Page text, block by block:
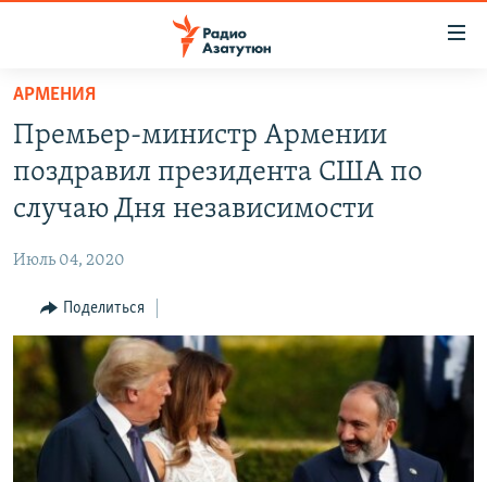
Перейти
основному
содержанию
Перейти
основной
Перейти
поиску
НОВОСТИ
ПОЛИТИКА
ЭКОНОМИКА
РЕГИОН
НАГОРНЫЙ КАРАБАХ
КУЛЬТУРА
СПОРТ
АРМЕНИЯ
Премьер-министр Армении
поздравил президента США по
случаю Дня независимости
Июль 04, 2020
Поделиться